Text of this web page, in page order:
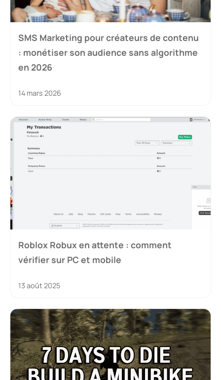
SMS Marketing pour créateurs de contenu
: monétiser son audience sans algorithme
en 2026
14 mars 2026
Roblox Robux en attente : comment
vérifier sur PC et mobile
13 août 2025